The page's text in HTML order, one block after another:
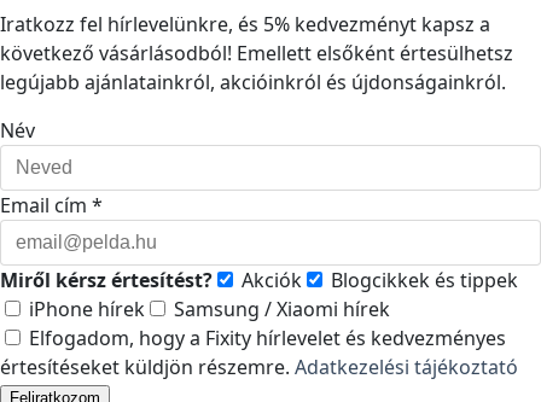
Iratkozz fel hírlevelünkre, és 5% kedvezményt kapsz a
következő vásárlásodból! Emellett elsőként értesülhetsz
legújabb ajánlatainkról, akcióinkról és újdonságainkról.
Név
Email cím *
Miről kérsz értesítést? Akciók
Blogcikkek és tippek
iPhone hírek
Samsung / Xiaomi hírek
Elfogadom, hogy a Fixity hírlevelet és kedvezményes
értesítéseket küldjön részemre. Adatkezelési tájékoztató
Feliratkozom